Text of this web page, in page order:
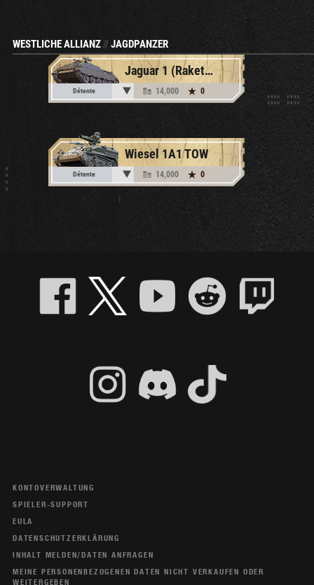
WESTLICHE ALLIANZ //JAGDPANZER
Jaguar 1 (Raketenjagdpanzer-3)
Détente 14,000 0
Wiesel 1A1 TOW
Détente 14,000 0
KONTOVERWALTUNG
SPIELER-SUPPORT
EULA
DATENSCHUTZERKLÄRUNG
INHALT MELDEN/DATEN ANFRAGEN
MEINE PERSONENBEZOGENEN DATEN NICHT VERKAUFEN ODER
WEITERGEBEN